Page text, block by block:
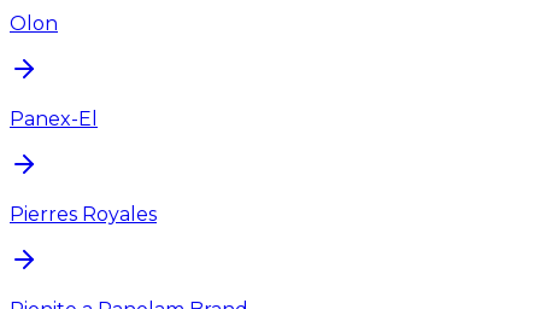
Olon
Panex-El
Pierres Royales